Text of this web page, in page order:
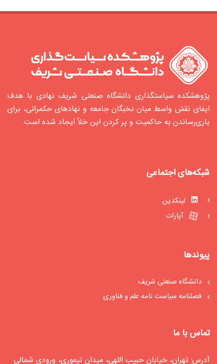
پژوهشکده سیاستگذاری دانشگاه صنعتی شریف نهادی با هدف
ایفای نقش واسط میان نخبگان جامعه و نهادهای حکمرانی، برای
یاری‌رساندن به حاکمیت و پر کردن این خلأ ایجاد شده‌ است.
شبکه‌های اجتماعی
لینکدین
آپارات
پیوندها
دانشگاه صنعتی شریف
فصلنامه سیاست‏ نامه علم و فناوری
تماس با ما
آدرس: تهران، خیابان حبیب اللهی، میدان تیموری، ورودی شمالی